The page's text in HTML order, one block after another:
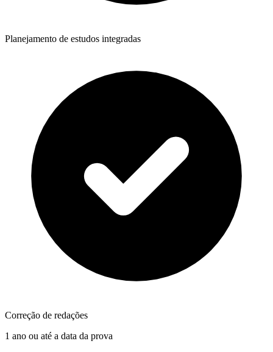
Planejamento de estudos integradas
Correção de redações
1 ano ou até a data da prova